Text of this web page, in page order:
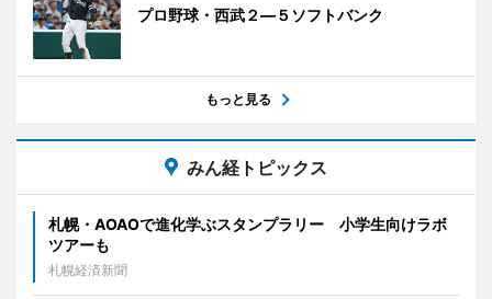
プロ野球・西武２―５ソフトバンク
もっと見る
みん経トピックス
札幌・AOAOで進化学ぶスタンプラリー 小学生向けラボ
ツアーも
札幌経済新聞